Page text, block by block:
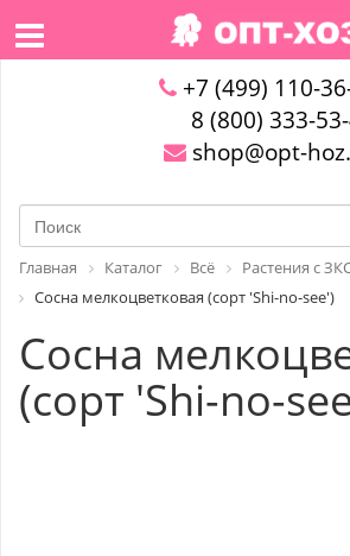
+7 (499) 110-
8 (800) 333-
shop@opt-
Главная Каталог Всё
Растения с
Сосна мелкоцветковая (сорт 'Shi-no-see')
Сосна
(сорт 'Shi-no-